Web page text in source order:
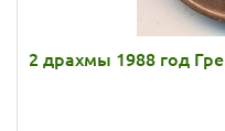
2 драхмы 1988 год